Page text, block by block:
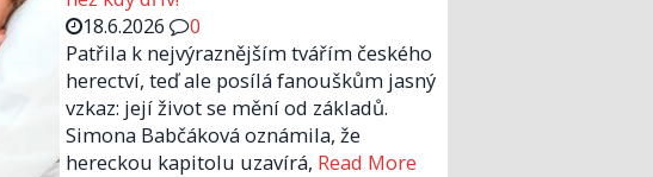
18.6.2026
0
Patřila k nejvýraznějším tvářím českého
herectví, teď ale posílá fanouškům jasný
vzkaz: její život se mění od základů.
Simona Babčáková oznámila, že
hereckou kapitolu uzavírá, Read More